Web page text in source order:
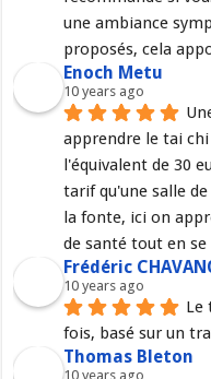
une ambiance
proposés, cela
Enoch Metu
10 years ago
apprendre le tai
l'équivalent de 30
tarif qu'une salle
la fonte, ici on
de santé tout en
Frédéric
10 years ago
Le
fois, basé sur un
Thomas Bleton
10 years ago